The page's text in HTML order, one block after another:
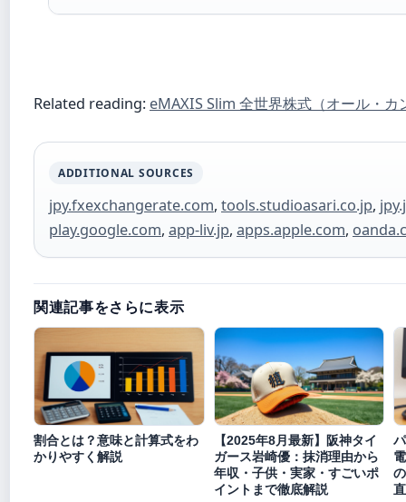
Related reading: eMAXIS Slim 全世界株式（オール・カ
ADDITIONAL SOURCES
jpy.fxexchangerate.com, tools.studioasari.co.jp,
play.google.com, app-liv.jp, apps.apple.com,
関連記事をさらに表示
割合とは？意味と計算式をわ
かりやすく解説
【2025年8月最新】阪神タイ
ガース岩崎優：抹消理由から
年収・子供・実家・すごいポ
イントまで徹底解説